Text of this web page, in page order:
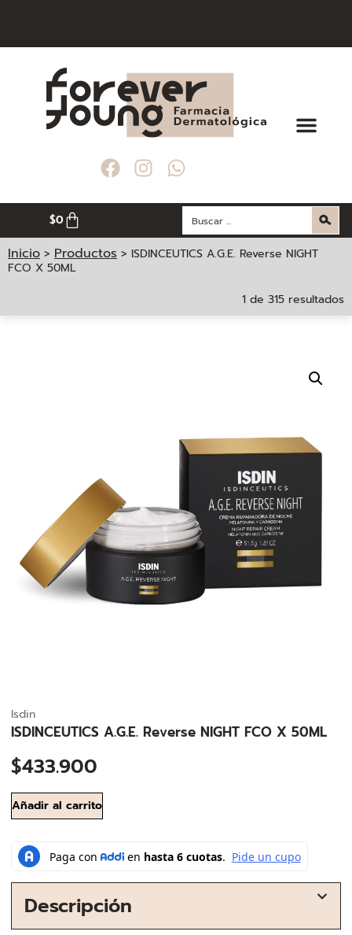
$0
Inicio > Productos > ISDINCEUTICS A.G.E. Reverse NIGHT
FCO X 50ML
1 de 315 resultados
Isdin
ISDINCEUTICS A.G.E. Reverse NIGHT FCO X 50ML
$433.900
Añadir al carrito
Descripción